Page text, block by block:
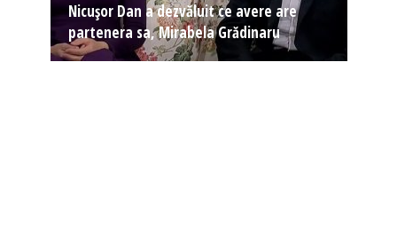
Nicușor Dan a dezvăluit ce avere are
partenera sa, Mirabela Grădinaru